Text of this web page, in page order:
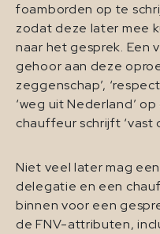
foamborden op te
zodat deze later mee
naar het gesprek.
gehoor aan deze
zeggenschap’,
‘weg uit Nederland’
chauffeur schrijft ‘vast
Niet veel later mag
delegatie en een
binnen voor een
de FNV-attributen,